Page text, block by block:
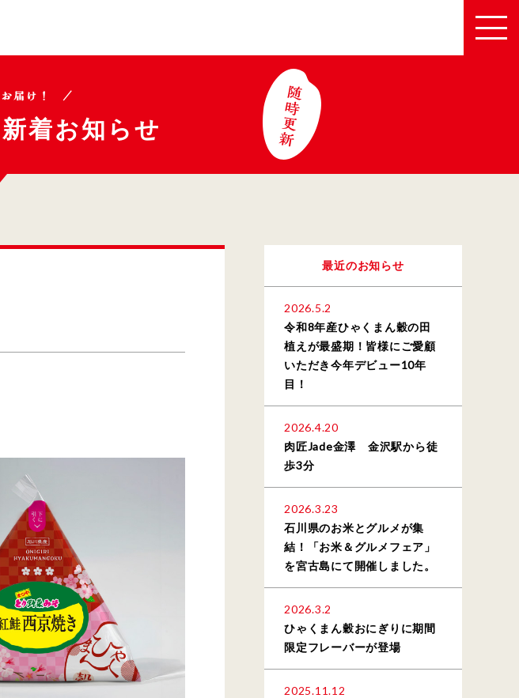
新着お知らせ
最近のお知らせ
2026.5.2
令和8年産ひゃくまん穀の田
植えが最盛期！皆様にご愛顧
いただき今年デビュー10年
目！
2026.4.20
肉匠Jade金澤 金沢駅から徒
歩3分
2026.3.23
石川県のお米とグルメが集
結！「お米＆グルメフェア」
を宮古島にて開催しました。
2026.3.2
ひゃくまん穀おにぎりに期間
限定フレーバーが登場
2025.11.12